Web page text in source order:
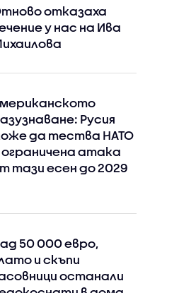
отказаха
у нас на Ива
Русия
да тества НАТО
ограничена атака
тази есен до 2029
50 000 евро,
и скъпи
останали